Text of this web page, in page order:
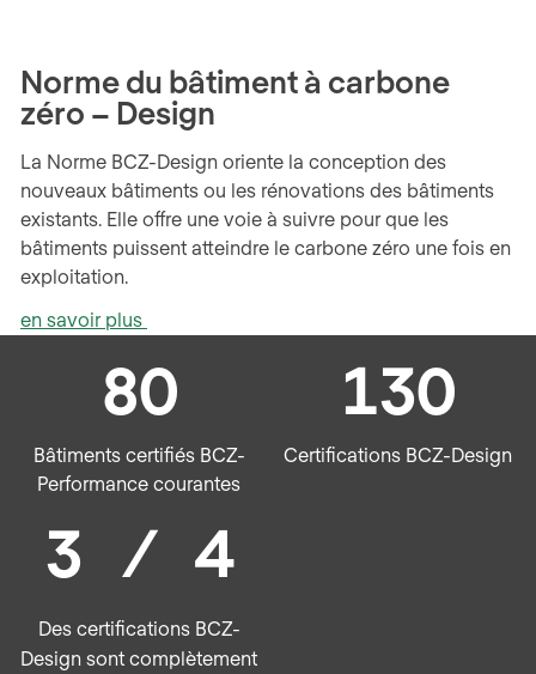
Norme du bâtiment à carbone
zéro – Design
La Norme BCZ-Design oriente la conception des
nouveaux bâtiments ou les rénovations des bâtiments
existants. Elle offre une voie à suivre pour que les
bâtiments puissent atteindre le carbone zéro une fois en
exploitation.
en savoir plus
80
Bâtiments certifiés BCZ-
Performance courantes
130
Certifications BCZ-Design
3 / 4
Des certifications BCZ-
Design sont complètement